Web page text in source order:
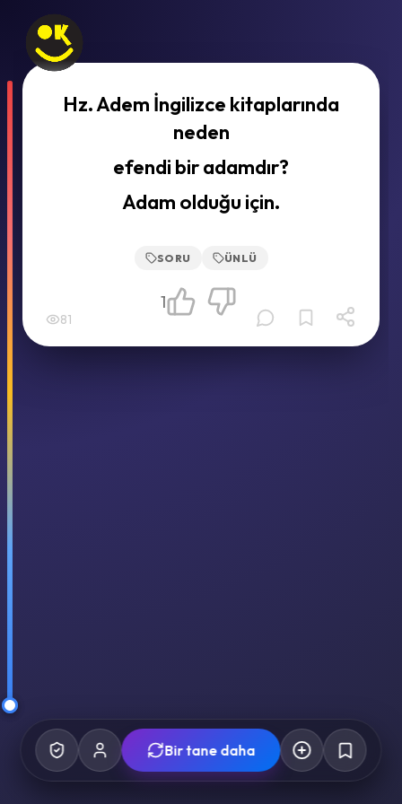
Hz. Adem İngilizce kitaplarında
neden
efendi bir adamdır?
Adam olduğu için.
SORU ÜNLÜ
81
1
Bir tane daha